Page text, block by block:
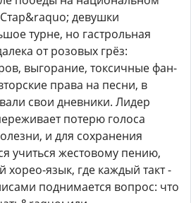
девушки
турне, но гастрольная
от розовых грёз:
выгорание, токсичные фан-
права на песни, в
свои дневники. Лидер
потерю голоса
и для сохранения
учиться жестовому пению,
хорео-язык, где каждый такт -
поднимается вопрос: что